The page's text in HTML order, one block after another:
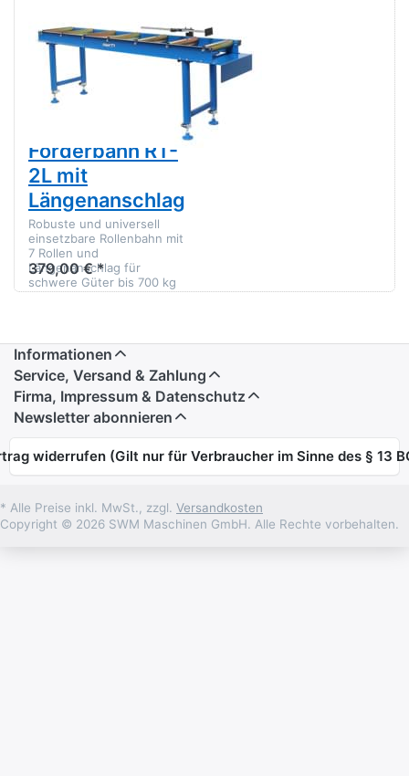
Zu diesem Produkt liegen noch keine Bewertungen
SWM
Rollenbahn
Rollenauflage
Förderbahn RT-
2L mit
Längenanschlag
Robuste und universell
einsetzbare Rollenbahn mit
7 Rollen und
Längenanschlag für
schwere Güter bis 700 kg
379,00 € *
Informationen
Service, Versand & Zahlung
Firma, Impressum & Datenschutz
Newsletter abonnieren
widerrufen (Gilt nur für Verbraucher im Sinne des § 13
* Alle Preise inkl. MwSt., zzgl. Versandkosten
Copyright © 2026 SWM Maschinen GmbH. Alle Rechte vorbehalten.